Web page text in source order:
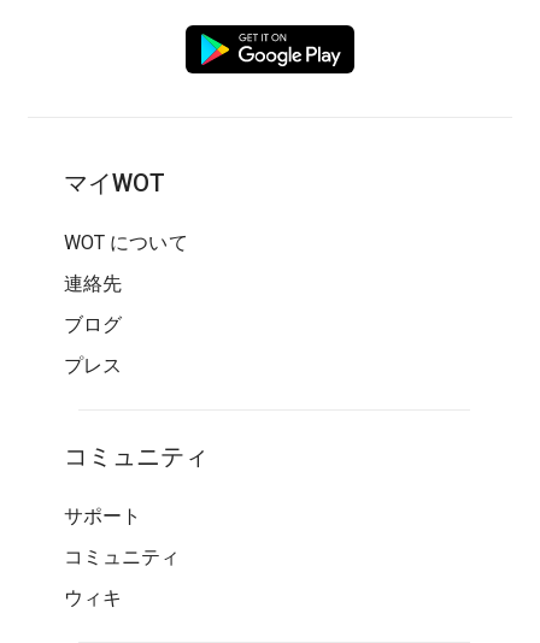
マイWOT
WOT について
連絡先
ブログ
プレス
コミュニティ
サポート
コミュニティ
ウィキ